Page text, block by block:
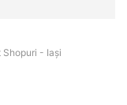
Shopuri - Iaşi